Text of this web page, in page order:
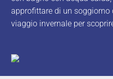
approfittare di un
viaggio invernale per